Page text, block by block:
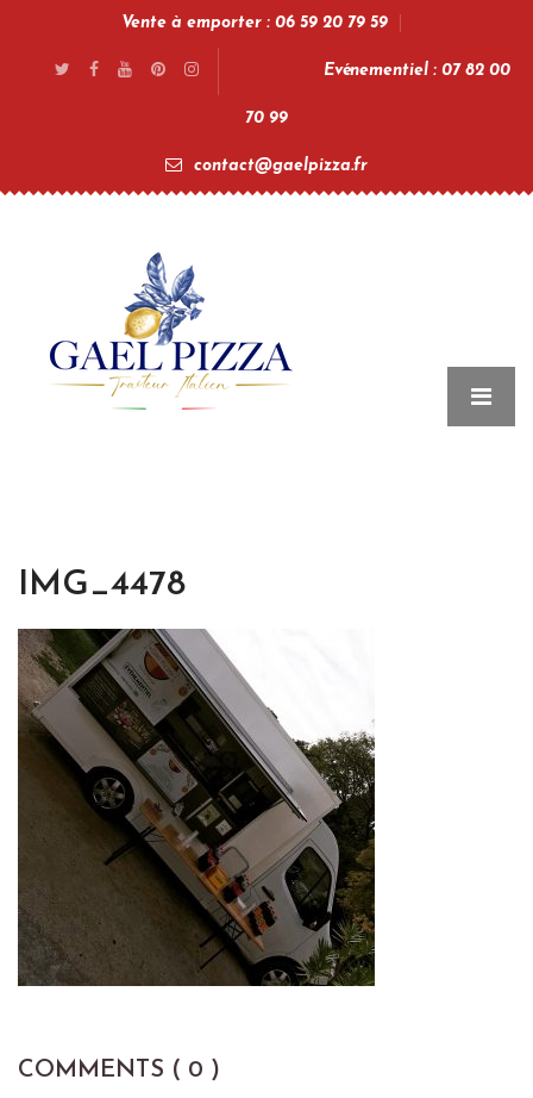
Vente à emporter : 06 59 20 79 59
Evénementiel : 07 82 00
70 99
contact@gaelpizza.fr
IMG_4478
COMMENTS ( 0 )